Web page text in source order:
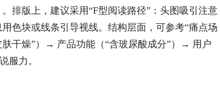
排版上，建议采用“F型阅读路径”：头图吸引注意
色块或线条引导视线。结构层面，可参考“痛点场
干燥”）→ 产品功能（“含玻尿酸成分”）→ 用户
服力。